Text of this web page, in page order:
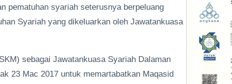
pematuhan syariah seterusnya berpeluang
Syariah yang dikeluarkan oleh Jawatankuasa
sebagai Jawatankuasa Syariah Dalaman
23 Mac 2017 untuk memartabatkan Maqasid